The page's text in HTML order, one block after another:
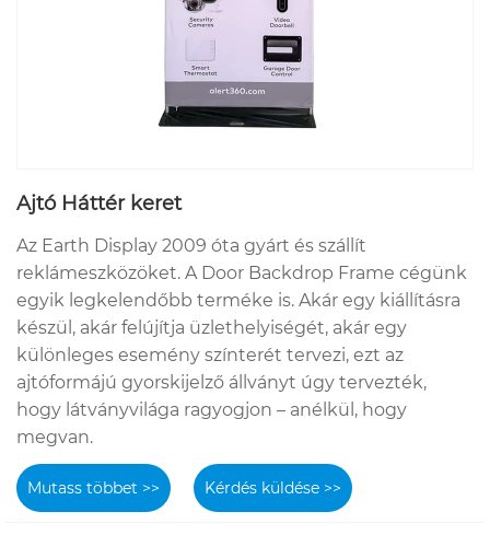
Ajtó Háttér keret
Az Earth Display 2009 óta gyárt és szállít
reklámeszközöket. A Door Backdrop Frame cégünk
egyik legkelendőbb terméke is. Akár egy kiállításra
készül, akár felújítja üzlethelyiségét, akár egy
különleges esemény színterét tervezi, ezt az
ajtóformájú gyorskijelző állványt úgy tervezték,
hogy látványvilága ragyogjon – anélkül, hogy
megvan.
Mutass többet >> Kérdés küldése >>